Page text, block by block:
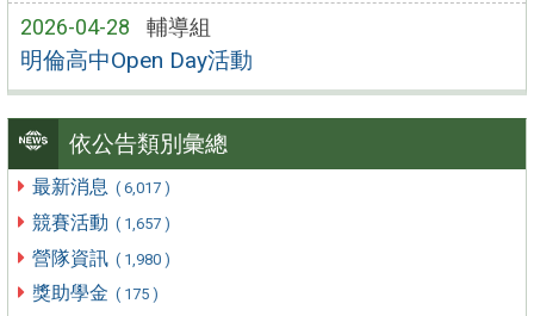
2026-04-28 輔導組
明倫高中Open Day活動
依公告類別彙總
最新消息 ( 6,017 )
競賽活動 ( 1,657 )
營隊資訊 ( 1,980 )
獎助學金 ( 175 )